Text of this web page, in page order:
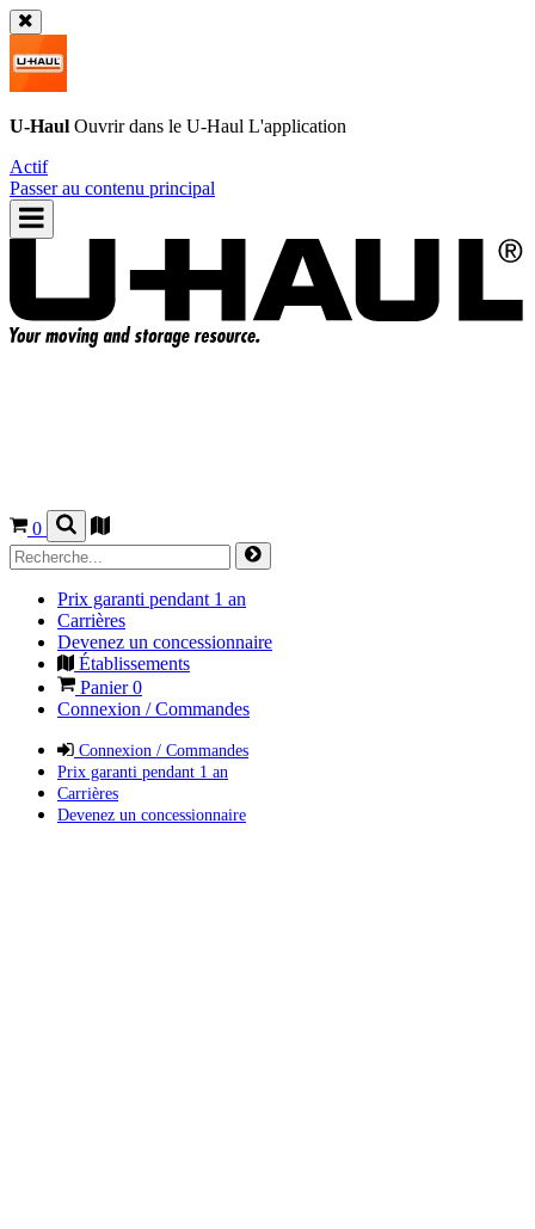
U-Haul Ouvrir dans le U-Haul L'application
Actif
Passer au contenu principal
0
Prix garanti pendant 1 an
Carrières
Devenez un concessionnaire
Établissements
Panier0
Connexion / Commandes
Connexion / Commandes
Prix garanti pendant 1 an
Carrières
Devenez un concessionnaire